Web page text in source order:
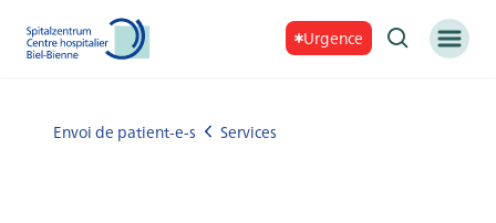
Urgence
Envoi de patient-e-s Services